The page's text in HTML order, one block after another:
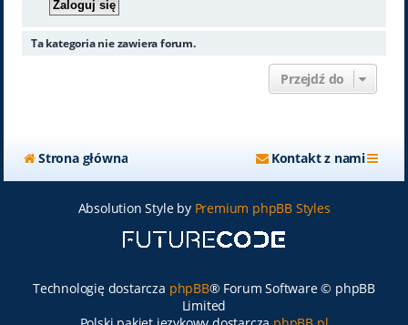
Ta kategoria nie zawiera forum.
Przejdź do
Strona główna Kontakt z nami
Absolution Style by Premium phpBB Styles
Technologię dostarcza phpBB® Forum Software © phpBB
Limited